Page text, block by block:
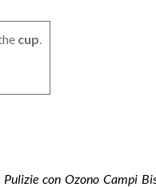
cup.
con Ozono Campi